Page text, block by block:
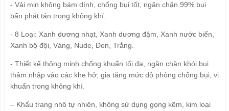
- Vải mịn không bám dính, chống bụi tốt, ngăn chặn 99% bụi
bẩn phát tán trong không khí.
- 8 Loại: Xanh dương nhạt, Xanh dương đậm, Xanh nước biển,
Xanh bộ đội, Vàng, Nude, Đen, Trắng.
- Thiết kế thông minh chống khuẩn tối đa, ngăn chặn khói bụi
thâm nhập vào các khe hở, gia tăng mức độ phòng chống bụi, vi
khuẩn trong không khí.
– Khẩu trang nhô tự nhiên, không sử dụng gọng kẽm, kim loại